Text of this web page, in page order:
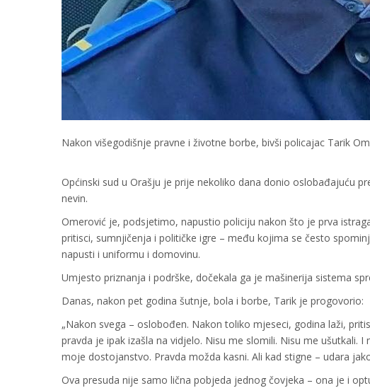
Nakon višegodišnje pravne i životne borbe, bivši policajac Tarik
Općinski sud u Orašju je prije nekoliko dana donio oslobađajuću
nevin.
Omerović je, podsjetimo, napustio policiju nakon što je prva
pritisci, sumnjičenja i političke igre – među kojima se često
napusti i uniformu i domovinu.
Umjesto priznanja i podrške, dočekala ga je mašinerija sistema
Danas, nakon pet godina šutnje, bola i borbe, Tarik je progovorio:
„Nakon svega – oslobođen. Nakon toliko mjeseci, godina laži,
pravda je ipak izašla na vidjelo. Nisu me slomili. Nisu me
moje dostojanstvo. Pravda možda kasni. Ali kad stigne – udara
Ova presuda nije samo lična pobjeda jednog čovjeka – ona je i